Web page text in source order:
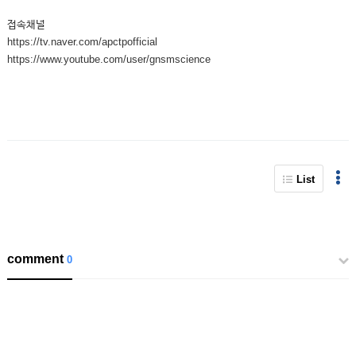
접속채널
https://tv.naver.com/apctpofficial
https://www.youtube.com/user/gnsmscience
List
comment0